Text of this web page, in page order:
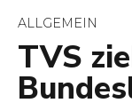
ALLGEMEIN
TVS